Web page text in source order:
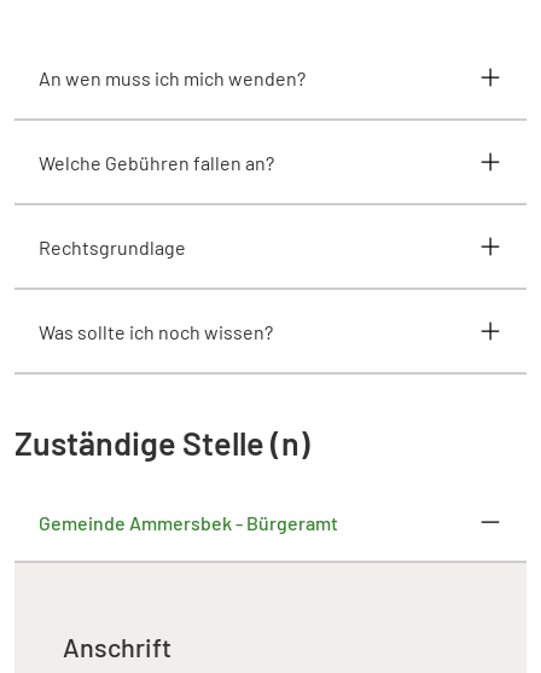
An wen muss ich mich wenden?
Welche Gebühren fallen an?
Rechtsgrundlage
Was sollte ich noch wissen?
Zuständige Stelle (n)
Gemeinde Ammersbek - Bürgeramt
Anschrift